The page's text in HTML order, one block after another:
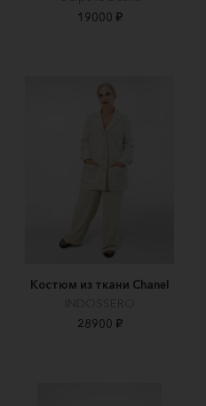
19000 ₽
Костюм из ткани Chanel
INDOSSERO
28900 ₽